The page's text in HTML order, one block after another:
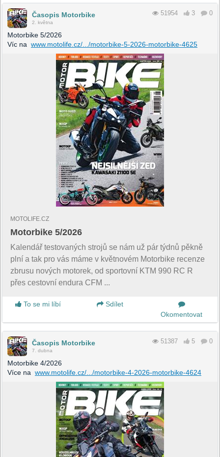
Časopis Motorbike
2. května
51954 3 0
Motorbike 5/2026
Víc na www.motolife.cz/.../motorbike-5-2026-motorbike-4625
MOTOLIFE.CZ
Motorbike 5/2026
Kalendář testovaných strojů se nám už pár týdnů pěkně
plní a tak pro vás máme v květnovém Motorbike recenze
zbrusu nových motorek, od sportovní KTM 990 RC R
přes cestovní endura CFM ...
To se mi líbí
Sdílet
Okomentovat
Časopis Motorbike
7. dubna
51387 5 0
Motorbike 4/2026
Více na www.motolife.cz/.../motorbike-4-2026-motorbike-4624